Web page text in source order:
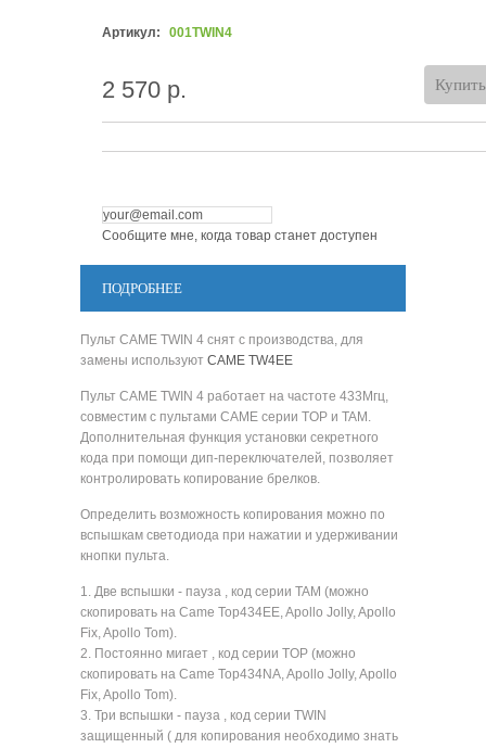
Артикул: 001TWIN4
2 570 р. Купить
Сообщите мне, когда товар станет доступен
ПОДРОБНЕЕ
Пульт CAME TWIN 4 снят с производства, для
замены используют CAME TW4EE
Пульт CAME TWIN 4 работает на частоте 433Мгц,
совместим с пультами CAME серии TOP и TAM.
Дополнительная функция установки секретного
кода при помощи дип-переключателей, позволяет
контролировать копирование брелков.
Определить возможность копирования можно по
вспышкам светодиода при нажатии и удерживании
кнопки пульта.
1. Две вспышки - пауза , код серии TAM (можно
скопировать на Came Top434EE, Apollo Jolly, Apollo
Fix, Apollo Tom).
2. Постоянно мигает , код серии TOP (можно
скопировать на Came Top434NA, Apollo Jolly, Apollo
Fix, Apollo Tom).
3. Три вспышки - пауза , код серии TWIN
защищенный ( для копирования необходимо знать